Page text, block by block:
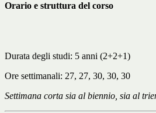
Orario e struttura del corso
Durata degli studi: 5 anni (2+2+1)
Ore settimanali: 27, 27, 30, 30, 30
Settimana corta sia al biennio, sia al